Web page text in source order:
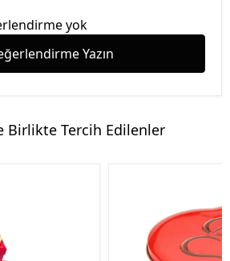
yok
Yazın
Birlikte Tercih Edilenler